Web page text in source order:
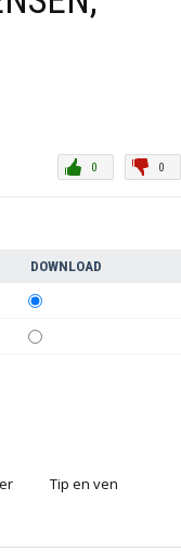
0
0
DOWNLOAD
Tip en ven